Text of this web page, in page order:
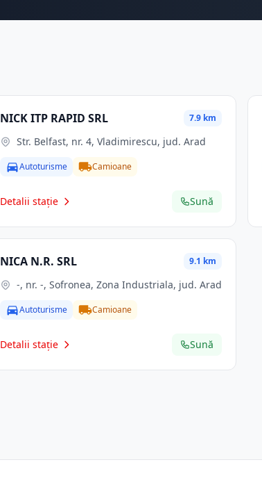
NICK ITP RAPID SRL 7.9 km
Str. Belfast, nr. 4, Vladimirescu, jud. Arad
Autoturisme Camioane
Detalii stație Sună
NICA N.R. SRL 9.1 km
-, nr. -, Sofronea, Zona Industriala, jud. Arad
Autoturisme Camioane
Detalii stație Sună